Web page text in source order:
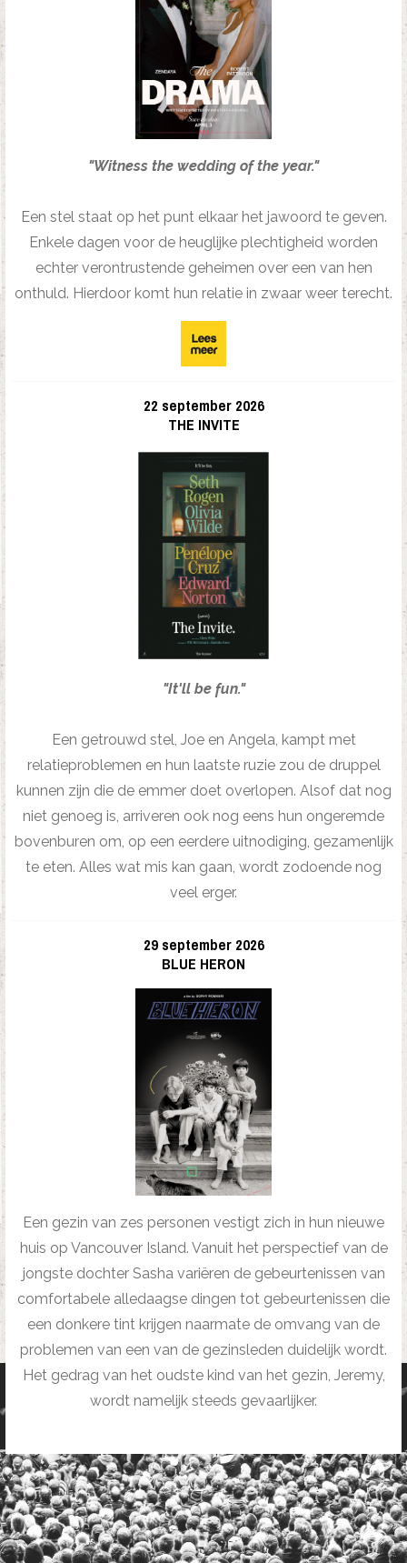
"Witness the wedding of the year."
Een stel staat op het punt elkaar het jawoord te geven.
Enkele dagen voor de heuglijke plechtigheid worden
echter verontrustende geheimen over een van hen
onthuld. Hierdoor komt hun relatie in zwaar weer terecht.
22 september 2026
THE INVITE
"It'll be fun."
Een getrouwd stel, Joe en Angela, kampt met
relatieproblemen en hun laatste ruzie zou de druppel
kunnen zijn die de emmer doet overlopen. Alsof dat nog
niet genoeg is, arriveren ook nog eens hun ongeremde
bovenburen om, op een eerdere uitnodiging, gezamenlijk
te eten. Alles wat mis kan gaan, wordt zodoende nog
veel erger.
29 september 2026
BLUE HERON
Een gezin van zes personen vestigt zich in hun nieuwe
huis op Vancouver Island. Vanuit het perspectief van de
jongste dochter Sasha variëren de gebeurtenissen van
comfortabele alledaagse dingen tot gebeurtenissen die
een donkere tint krijgen naarmate de omvang van de
problemen van een van de gezinsleden duidelijk wordt.
Het gedrag van het oudste kind van het gezin, Jeremy,
wordt namelijk steeds gevaarlijker.